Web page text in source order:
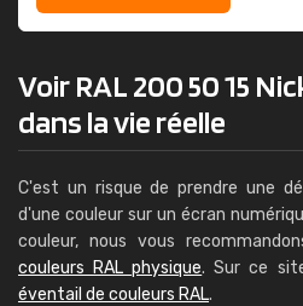
Voir RAL 200 50 15
dans la vie réelle
C'est un risque de prendre une
d'une couleur sur un écran
couleur, nous vous
couleurs RAL physique. Sur ce
éventail de couleurs RAL.